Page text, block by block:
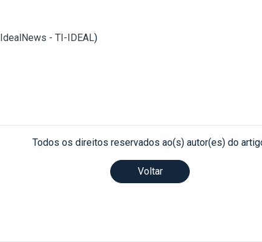
- TI-IDEAL)
Todos os direitos reservados ao(s) autor(es) do
Voltar